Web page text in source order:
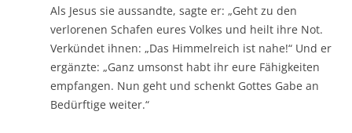
Als Jesus sie aussandte, sagte er: „Geht zu den
verlorenen Schafen eures Volkes und heilt ihre Not.
Verkündet ihnen: „Das Himmelreich ist nahe!“ Und er
ergänzte: „Ganz umsonst habt ihr eure Fähigkeiten
empfangen. Nun geht und schenkt Gottes Gabe an
Bedürftige weiter.“